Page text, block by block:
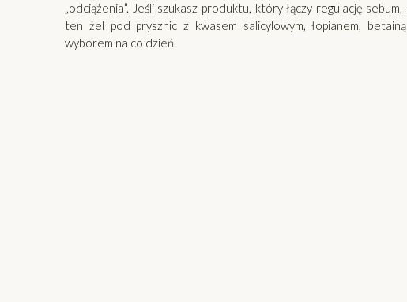
„odciążenia”. Jeśli szukasz produktu, który łączy regulację
ten żel pod prysznic z kwasem salicylowym, łopianem,
wyborem na co dzień.